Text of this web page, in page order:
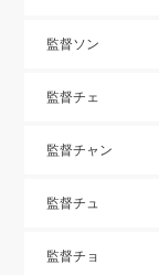
監督ソン
監督チェ
監督チャン
監督チュ
監督チョ